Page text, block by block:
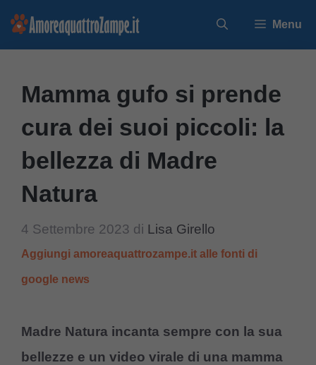
Vai
Menu
Mamma gufo si prende
cura dei suoi piccoli: la
bellezza di Madre
Natura
4 Settembre 2023 di Lisa Girello
Aggiungi amoreaquattrozampe.it alle fonti di
google news
Madre Natura incanta sempre con la sua
bellezze e un video virale di una mamma